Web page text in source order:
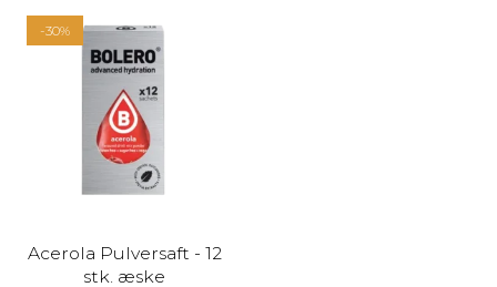
-30%
Acerola Pulversaft - 12
stk. æske